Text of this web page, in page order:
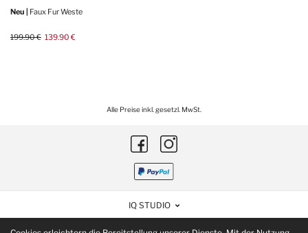
Neu | Faux Fur Weste
199.90 € 139.90 €
Alle Preise inkl. gesetzl. MwSt.
IQ STUDIO